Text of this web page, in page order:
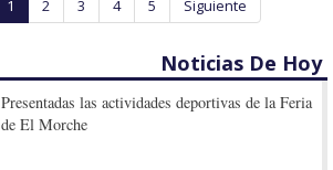
1 2 3 4 5 Siguiente
Noticias De Hoy
Presentadas las actividades deportivas de la Feria
de El Morche